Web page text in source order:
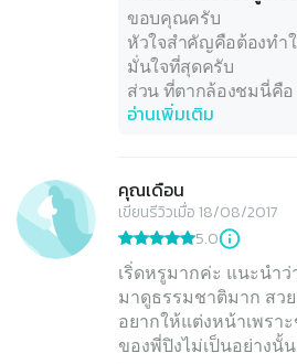
ขอบคุณครับ
หัวใจสำคัญคือต้องทำ
มั่นใจที่สุดครับ
ส่วน ที่ตากล้องชมนี่คือ
ไปรีทัชไงครับ ( พี่ๆช่า
อ่านเพิ่มเติม
คุณเดือน
เขียนรีวิวเมื่อ 18/08/2017
5.0
เริ่ดหรูมากค่ะ แนะนำว่
มาดูธรรมชาติมาก สว
อยากให้แต่งหน้าเพรา
ของพี่ปิงไม่เป็นอย่างนั้